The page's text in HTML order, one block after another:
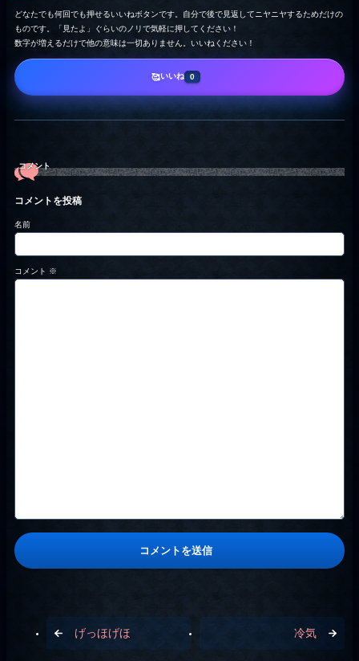
どなたでも何回でも押せるいいねボタンです。自分で後で見返してニヤニヤするためだけの
ものです。「見たよ」ぐらいのノリで気軽に押してください！
数字が増えるだけで他の意味は一切ありません。いいねください！
🥰いいね 0
コメント
コメントを投稿
名前
コメント ※
げっほげほ 冷気